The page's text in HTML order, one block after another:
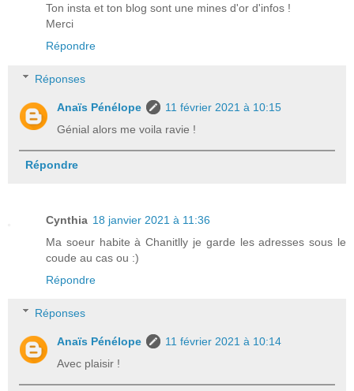
Ton insta et ton blog sont une mines d'or d'infos !
Merci
Répondre
Réponses
Anaïs Pénélope
11 février 2021 à 10:15
Génial alors me voila ravie !
Répondre
Cynthia 18 janvier 2021 à 11:36
Ma soeur habite à Chanitlly je garde les adresses sous le
coude au cas ou :)
Répondre
Réponses
Anaïs Pénélope
11 février 2021 à 10:14
Avec plaisir !